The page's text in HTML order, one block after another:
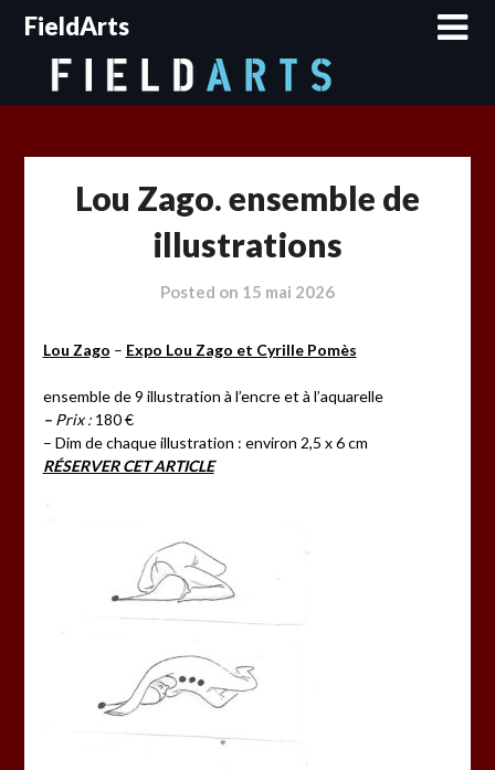
SkipFieldArts
Lou Zago. ensemble de
illustrations
Posted on 15 mai 2026
Lou Zago – Expo Lou Zago et Cyrille Pomès
ensemble de 9 illustration à l’encre et à l’aquarelle
– Prix : 180 €
– Dim de chaque illustration : environ 2,5 x 6 cm
RÉSERVER CET ARTICLE